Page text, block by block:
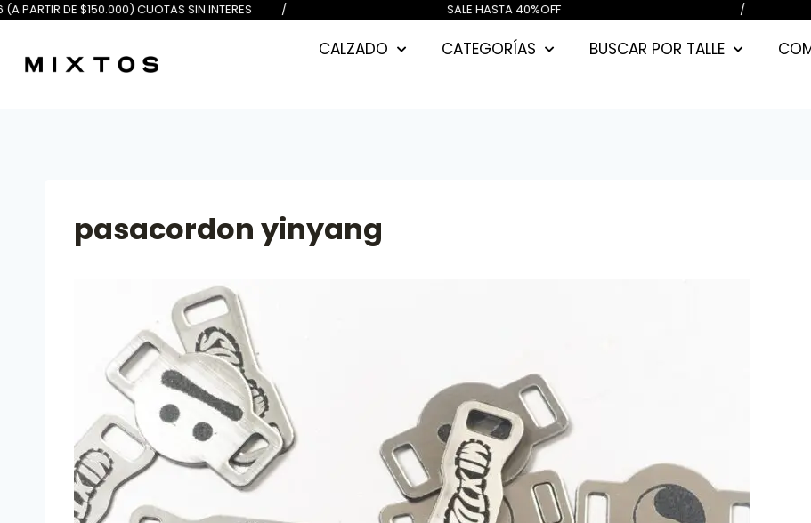
$100.000) 6 (A PARTIR DE $150.000) CUOTAS SIN INTERES / SALE
CALZADO CATEGORÍAS BUSCAR POR TALLE
pasacordon yinyang